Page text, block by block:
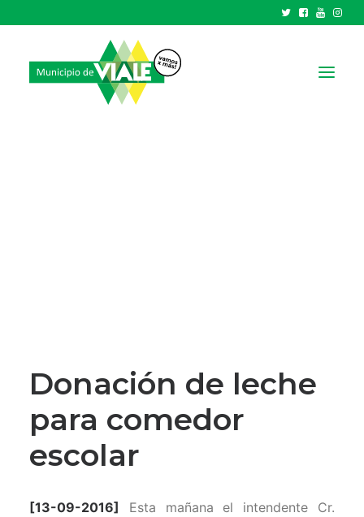
Donación de leche
para comedor
escolar
[13-09-2016]
Esta mañana el intendente Cr.